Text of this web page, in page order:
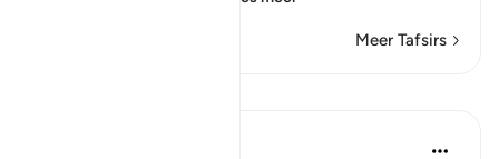
Meer Tafsirs